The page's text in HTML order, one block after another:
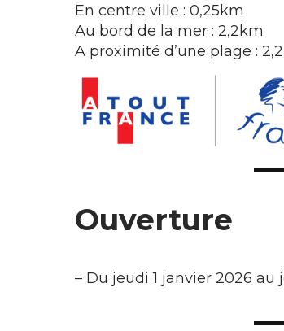
En centre ville : 0,25km
Au bord de la mer : 2,2km
A proximité d’une plage :
Ouverture
– Du jeudi 1 janvier 2026 au